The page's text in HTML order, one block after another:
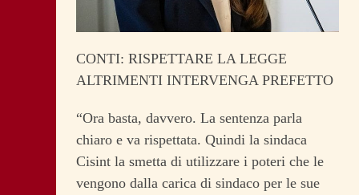
CONTI: RISPETTARE LA LEGGE
ALTRIMENTI INTERVENGA PREFETTO
“Ora basta, davvero. La sentenza parla
chiaro e va rispettata. Quindi la sindaca
Cisint la smetta di utilizzare i poteri che le
vengono dalla carica di sindaco per le sue